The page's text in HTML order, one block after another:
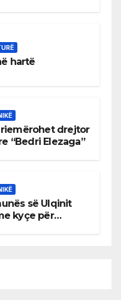
hartë
drejtor
“Bedri Elezaga”
së Ulqinit
kyçe për